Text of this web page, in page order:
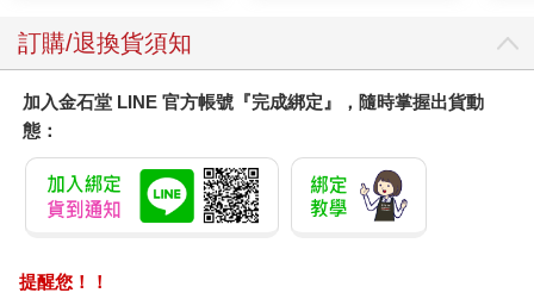
訂購/退換貨須知
加入金石堂 LINE 官方帳號『完成綁定』，隨時掌握出貨動
態：
提醒您！！